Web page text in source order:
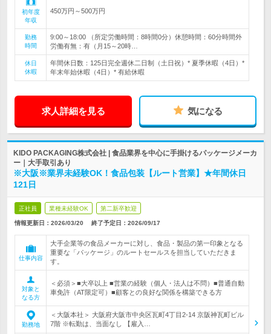
初年度
年収
450万円～500万円
勤務
時間
9:00～18:00 （所定労働時間：8時間0分）休憩時間：60分時間外
労働有無：有（月15～20時…
休日
休暇
年間休日数：125日完全週休二日制（土日祝）* 夏季休暇（4日）*
年末年始休暇（4日）* 有給休暇
求人詳細を見る 気になる
KIDO PACKAGING株式会社 | 食品業界を中心に手掛けるパッケージメーカ
ー｜大手取引あり
※大阪※業界未経験OK！食品包装【ルート営業】★年間休日
121日
正社員 業種未経験OK 第二新卒歓迎
情報更新日：2026/03/20 終了予定日： 2026/09/17
仕事内容
大手企業等の食品メーカーに対し、食品・製品の第一印象となる
重要な「パッケージ」のルートセールスを担当していただきま
す。
対象と
なる方
＜必須＞■大卒以上 ■営業の経験（個人・法人は不問）■普通自動
車免許（AT限定可）■顧客との良好な関係を構築できる方
勤務地
＜大阪本社＞ 大阪府大阪市中央区瓦町4丁目2-14 京阪神瓦町ビル
7階 ※転勤は、当面なし 【雇入…